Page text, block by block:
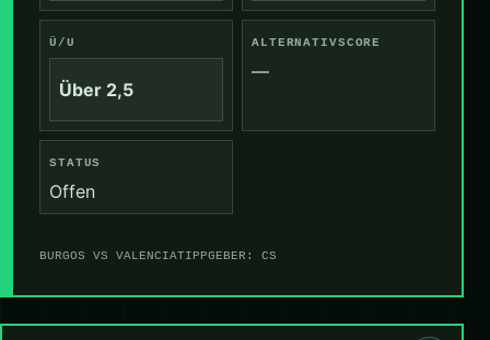
Ü/U
Über 2,5
ALTERNATIVSCORE
—
STATUS
Offen
BURGOS VS VALENCIATIPPGEBER: CS